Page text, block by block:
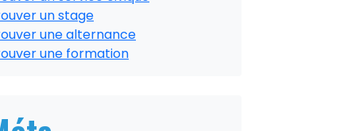
un stage
une alternance
une formation